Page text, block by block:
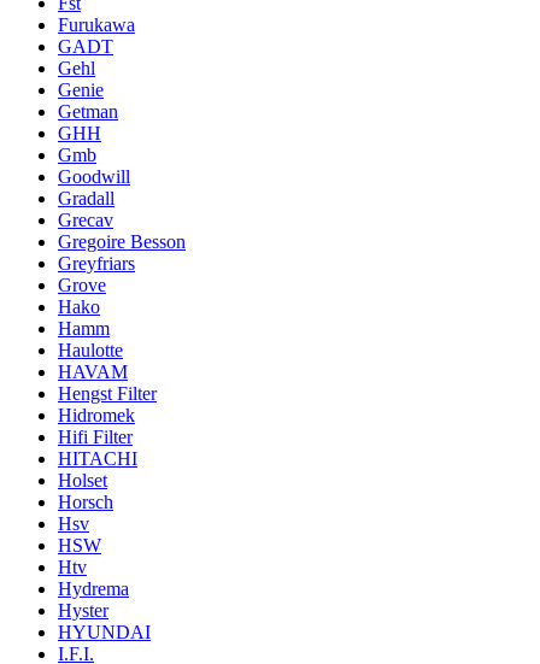
Furukawa
GADT
Gehl
Genie
Getman
GHH
Gmb
Goodwill
Gradall
Grecav
Gregoire Besson
Greyfriars
Grove
Hako
Hamm
Haulotte
HAVAM
Hengst Filter
Hidromek
Hifi Filter
HITACHI
Holset
Horsch
Hsv
HSW
Htv
Hydrema
Hyster
HYUNDAI
I.F.I.